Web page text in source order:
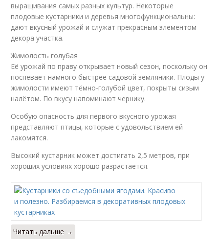
выращивания самых разных культур. Некоторые
плодовые кустарники и деревья многофункциональны:
дают вкусный урожай и служат прекрасным элементом
декора участка.
Жимолость голубая
Её урожай по праву открывает новый сезон, поскольку он
поспевает намного быстрее садовой земляники. Плоды у
жимолости имеют тёмно-голубой цвет, покрыты сизым
налётом. По вкусу напоминают чернику.
Особую опасность для первого вкусного урожая
представляют птицы, которые с удовольствием ей
лакомятся.
Высокий кустарник может достигать 2,5 метров, при
хороших условиях хорошо разрастается.
Читать дальше →